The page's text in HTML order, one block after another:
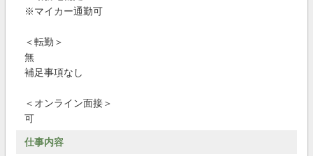
※マイカー通勤可
＜転勤＞
無
補足事項なし
＜オンライン面接＞
可
仕事内容